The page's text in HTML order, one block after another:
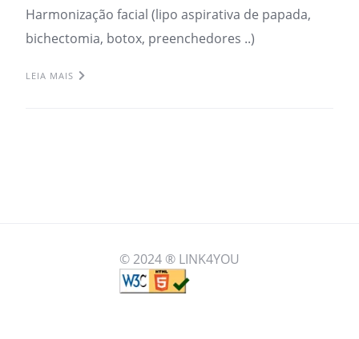
Harmonização facial (lipo aspirativa de papada,
bichectomia, botox, preenchedores ..)
LEIA MAIS
© 2024 ® LINK4YOU